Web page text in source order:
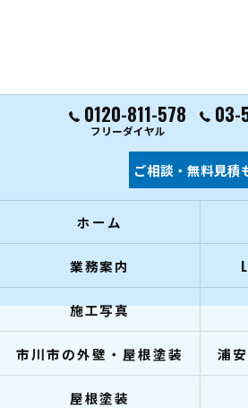
0120-811-578
フリーダイヤル
03-
ご相談・無料見積
ホーム
業務案内
施工写真
市川市の外壁・屋根塗装 浦
屋根塗装